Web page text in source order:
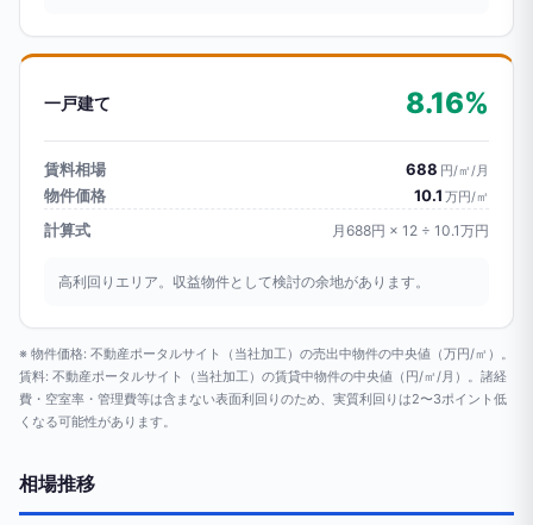
一戸建て 8.16%
賃料相場 688 円/㎡/月
物件価格 10.1 万円/㎡
計算式 月688円 × 12 ÷ 10.1万円
高利回りエリア。収益物件として検討の余地があります。
※ 物件価格: 不動産ポータルサイト（当社加工）の売出中物件の中央値（万円/㎡）。
賃料: 不動産ポータルサイト（当社加工）の賃貸中物件の中央値（円/㎡/月）。諸経
費・空室率・管理費等は含まない表面利回りのため、実質利回りは2〜3ポイント低
くなる可能性があります。
相場推移